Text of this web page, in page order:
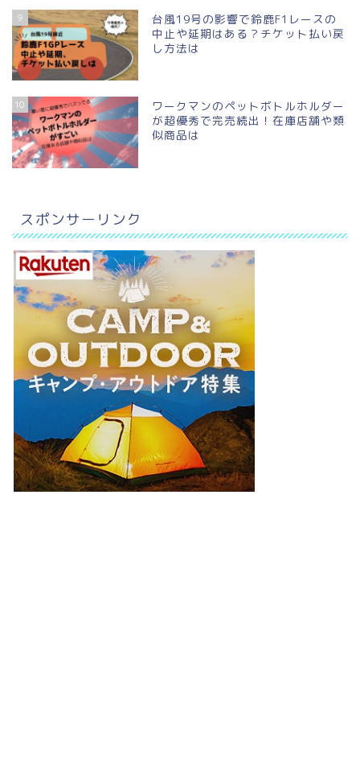
9
台風19号の影響で鈴鹿F1レースの
中止や延期はある？チケット払い戻
し方法は
10
ワークマンのペットボトルホルダー
が超優秀で完売続出！在庫店舗や類
似商品は
スポンサーリンク